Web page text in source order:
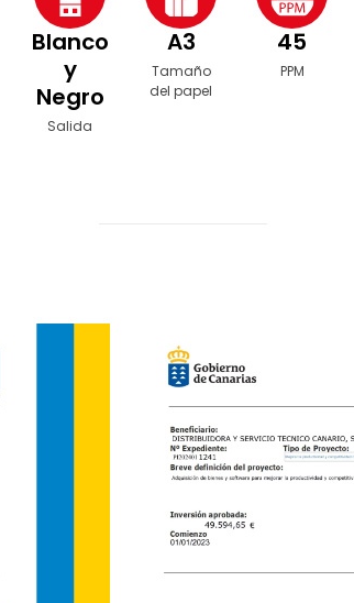
Blanco
y
Negro
Salida
A3
Tamaño
del papel
45
PPM